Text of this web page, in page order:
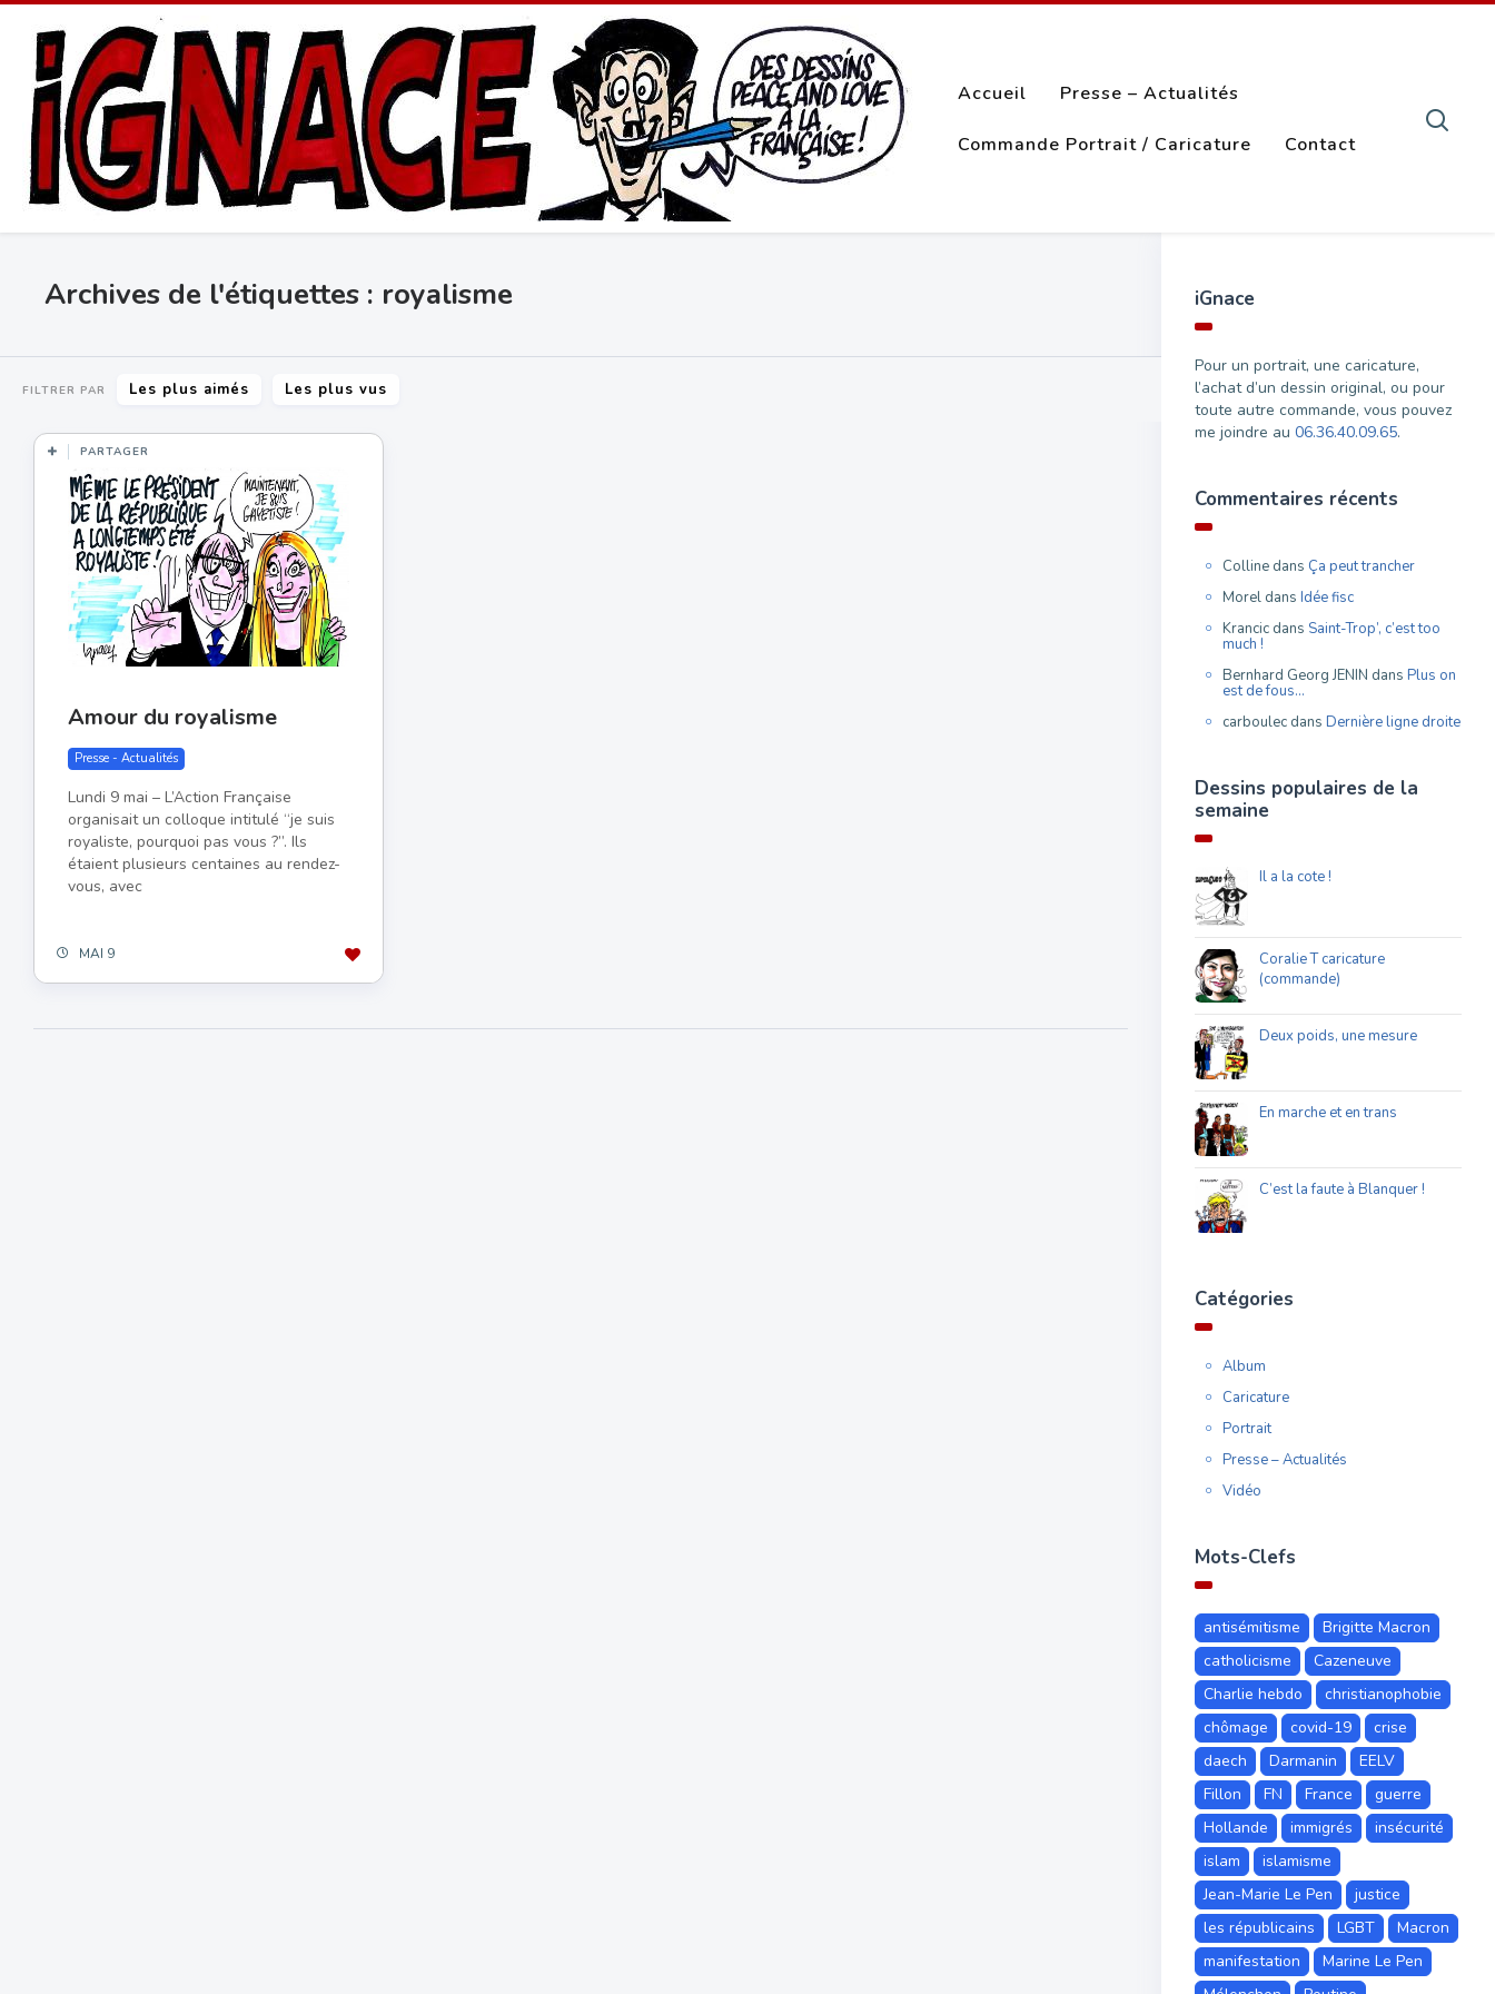
Accueil Presse – Actualités
Commande Portrait / Caricature Contact
Archives de l'étiquettes : royalisme
FILTRER PAR Les plus aimés Les plus vus
PARTAGER
Amour du royalisme
Presse - Actualités
Lundi 9 mai – L’Action Française
organisait un colloque intitulé “je suis
royaliste, pourquoi pas vous ?”. Ils
étaient plusieurs centaines au rendez-
vous, avec
MAI 9
iGnace
Pour un portrait, une caricature,
l’achat d’un dessin original, ou pour
toute autre commande, vous pouvez
me joindre au 06.36.40.09.65.
Commentaires récents
Colline dans Ça peut trancher
Morel dans Idée fisc
Krancic dans Saint-Trop’, c’est too
much !
Bernhard Georg JENIN dans Plus on
est de fous…
carboulec dans Dernière ligne droite
Dessins populaires de la
semaine
Il a la cote !
Coralie T caricature
(commande)
Deux poids, une mesure
En marche et en trans
C’est la faute à Blanquer !
Catégories
Album
Caricature
Portrait
Presse – Actualités
Vidéo
Mots-Clefs
antisémitisme
Brigitte Macron
catholicisme
Cazeneuve
Charlie hebdo
christianophobie
chômage
covid-19
crise
daech
Darmanin
EELV
Fillon
FN France
guerre
Hollande
immigrés
insécurité
islam
islamisme
Jean-Marie Le Pen
justice
les républicains
LGBT
Macron
manifestation
Marine Le Pen